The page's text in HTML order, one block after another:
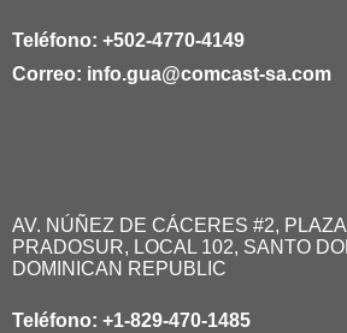
Teléfono: +502-4770-4149
Correo: info.gua@comcast-sa.com
AV. NÚÑEZ DE CÁCERES #2,
PRADOSUR, LOCAL 102, SANTO
DOMINICAN REPUBLIC
Teléfono: +1-829-470-1485